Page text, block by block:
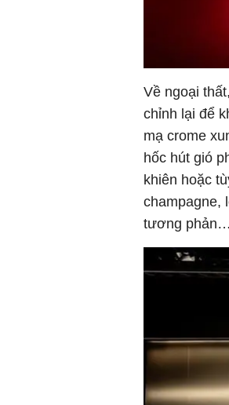
Về ngoại
chỉnh lại để
mạ crome
hốc hút gió
khiên hoặc
champagne,
tương phản…